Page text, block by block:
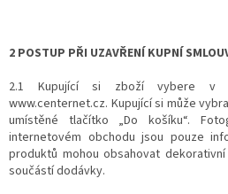
2 POSTUP PŘI UZAVŘENÍ KUPNÍ
2.1 Kupující si zboží vybere v
www.centernet.cz. Kupující si může
umístěné tlačítko „Do košíku“.
internetovém obchodu jsou pouze
produktů mohou obsahovat
součástí dodávky.